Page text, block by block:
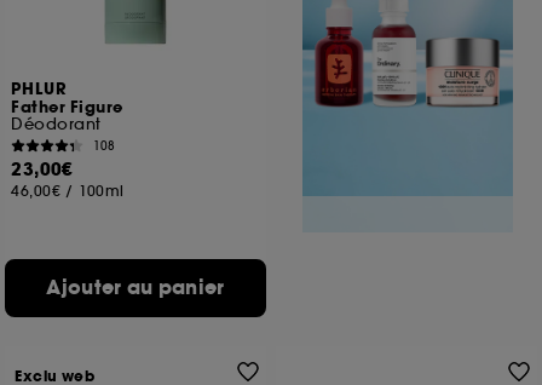
PHLUR
Father Figure
Déodorant
108
23,00€
46,00€ / 100ml
Ajouter au panier
Exclu web